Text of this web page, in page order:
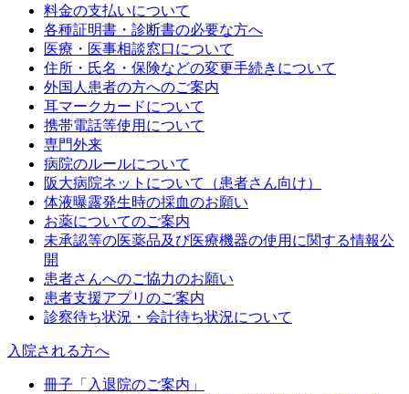
料金の支払いについて
各種証明書・診断書の必要な方へ
医療・医事相談窓口について
住所・氏名・保険などの変更手続きについて
外国人患者の方へのご案内
耳マークカードについて
携帯電話等使用について
専門外来
病院のルールについて
阪大病院ネットについて（患者さん向け）
体液曝露発生時の採血のお願い
お薬についてのご案内
未承認等の医薬品及び医療機器の使用に関する情報公
開
患者さんへのご協力のお願い
患者支援アプリのご案内
診察待ち状況・会計待ち状況について
入院される方へ
冊子「入退院のご案内」